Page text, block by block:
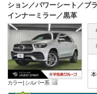
ション／パワーシート／ブ
インナーミラー／黒革
カラー | シルバー系